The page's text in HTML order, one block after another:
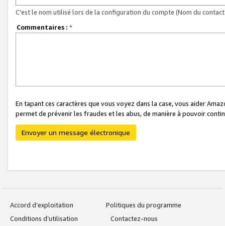
C'est le nom utilisé lors de la configuration du compte (Nom du
Commentaires : *
En tapant ces caractères que vous voyez dans la case, vous aider
permet de prévenir les fraudes et les abus, de manière à pouvoir
Envoyer un message électronique
Accord d’exploitation
Politiques du programme
Conditions d’utilisation
Contactez-nous